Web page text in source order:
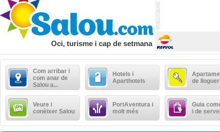
Oci, turisme i cap de setmana
Com arribar i
com anar de
Salou a...
Hotels i
Aparthotels
de lloguer
Veure i
conèixer Salou
PortAventura i
molt més
Guia
i de